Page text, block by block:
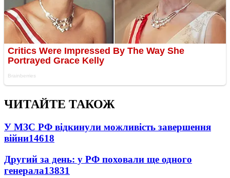
ЧИТАЙТЕ ТАКОЖ
У МЗС РФ відкинули можливість завершення
війни14618
Другий за день: у РФ поховали ще одного
генерала13831